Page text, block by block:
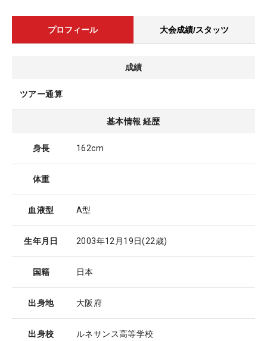
プロフィール 大会成績/スタッツ
成績
ツアー通算
基本情報 経歴
身長 162cm
体重
血液型 A型
生年月日 2003年12月19日(22歳)
国籍 日本
出身地 大阪府
出身校 ルネサンス高等学校